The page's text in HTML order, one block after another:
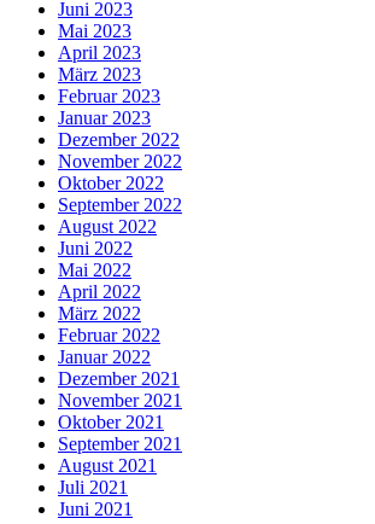
Juni 2023
Mai 2023
April 2023
März 2023
Februar 2023
Januar 2023
Dezember 2022
November 2022
Oktober 2022
September 2022
August 2022
Juni 2022
Mai 2022
April 2022
März 2022
Februar 2022
Januar 2022
Dezember 2021
November 2021
Oktober 2021
September 2021
August 2021
Juli 2021
Juni 2021